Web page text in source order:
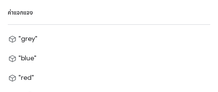
ค่าแจกแจง
"grey"
"blue"
"red"